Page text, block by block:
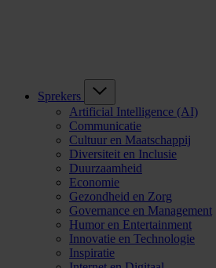
Sprekers
Artificial Intelligence (AI)
Communicatie
Cultuur en Maatschappij
Diversiteit en Inclusie
Duurzaamheid
Economie
Gezondheid en Zorg
Governance en Management
Humor en Entertainment
Innovatie en Technologie
Inspiratie